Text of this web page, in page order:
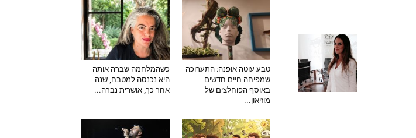
טבע עוטה אופנה: התערוכה
שמפיחה חיים חדשים
באוסף הפוחלצים של
מוזיאון...
כשהמלחמה שברה אותה
היא נכנסה למטבח, שנה
אחר כך, אושרית נברה...